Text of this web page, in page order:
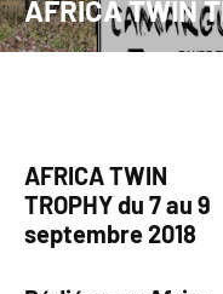
AFRICA TWIN
AFRICA TWIN
TROPHY du 7 au 9
septembre 2018